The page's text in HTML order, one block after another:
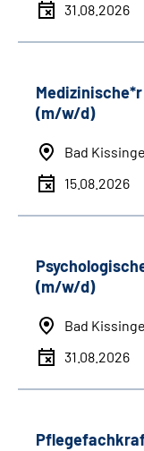
31.08.2026
(m/w/d)
Bad
15.08.2026
(m/w/d)
Bad
31.08.2026